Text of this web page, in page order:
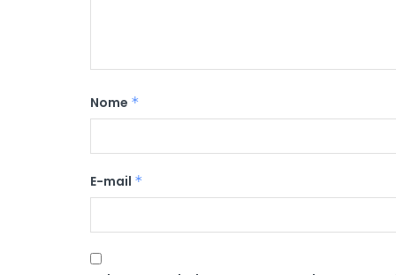
Nome *
E-mail *